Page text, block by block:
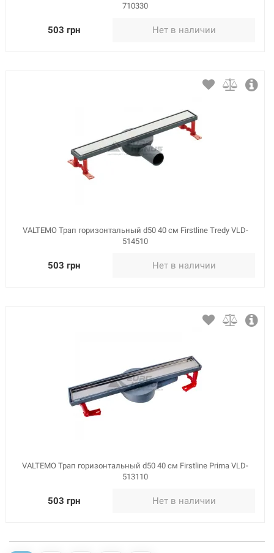
710330
503 грн Нет в наличии
VALTEMO Трап горизонтальный d50 40 см Firstline Tredy VLD-
514510
503 грн Нет в наличии
VALTEMO Трап горизонтальный d50 40 см Firstline Prima VLD-
513110
503 грн Нет в наличии